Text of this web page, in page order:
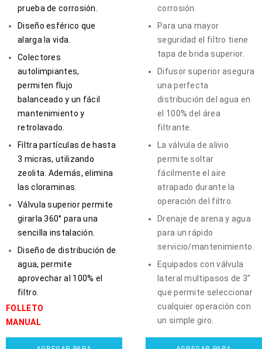
prueba de corrosión.
Diseño esférico que
alarga la vida.
Colectores
autolimpiantes,
permiten flujo
balanceado y un fácil
mantenimiento y
retrolavado.
Filtra partículas de hasta
3 micras, utilizando
zeolita. Además, elimina
las cloraminas.
Válvula superior permite
girarla 360° para una
sencilla instalación.
Diseño de distribución de
agua, permite
aprovechar al 100% el
filtro.
FOLLETO
MANUAL
corrosión.
Para una mayor
seguridad el filtro tiene
tapa de brida superior.
Difusor superior asegura
una perfecta
distribución del agua en
el 100% del área
filtrante.
La válvula de alivio
permite soltar
fácilmente el aire
atrapado durante la
operación del filtro.
Drenaje de arena y agua
para un rápido
servicio/mantenimiento.
Equipados con válvula
lateral multipasos de 3”
que permite seleccionar
cualquier operación con
un simple giro.